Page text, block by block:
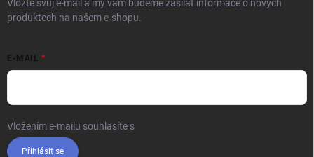
Vložte svůj e-mail a my vám budeme zasílat informace o nových
produktech na našem e-shopu.
E-MAIL
Vložením e-mailu souhlasíte s
Přihlásit se